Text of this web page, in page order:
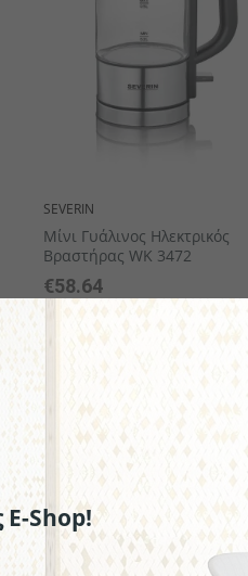
SEVERIN
Μίνι Γυάλινος Ηλεκτρικός
Βραστήρας WK 3472
€58.64
Shop!